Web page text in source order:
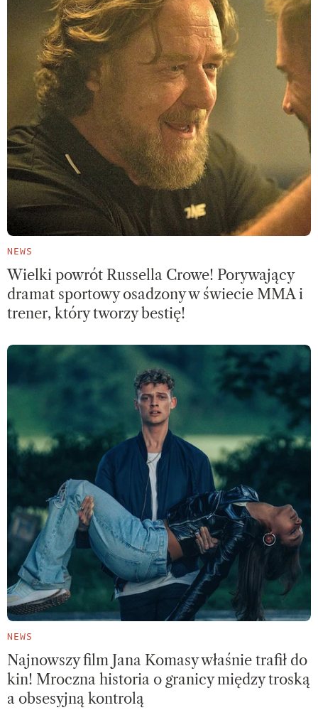
NEWS
Wielki powrót Russella Crowe! Porywający
dramat sportowy osadzony w świecie MMA i
trener, który tworzy bestię!
NEWS
Najnowszy film Jana Komasy właśnie trafił do
kin! Mroczna historia o granicy między troską
a obsesyjną kontrolą